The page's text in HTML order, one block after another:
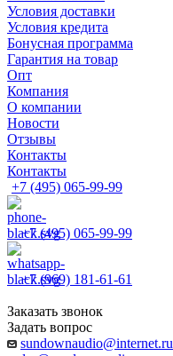
Условия доставки
Условия кредита
Бонусная программа
Гарантия на товар
Опт
Компания
О компании
Новости
Отзывы
Контакты
Контакты
+7 (495) 065-99-99
+7 (495) 065-99-99
+7 (969) 181-61-61
Заказать звонок
Задать вопрос
sundownaudio@internet.ru